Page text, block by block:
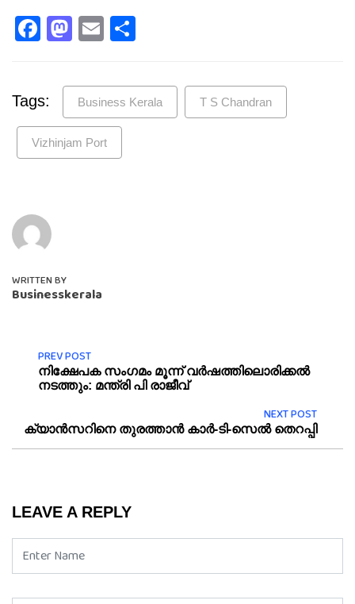
Facebook
Mastodon
Email
Tags: Business Kerala T S Chandran
Vizhinjam Port
WRITTEN BY
Businesskerala
PREV POST
നിക്ഷേപക സം​ഗമം മൂന്ന് വർഷത്തിലൊരിക്കൽ
നടത്തും: മന്ത്രി പി രാജീവ്
NEXT POST
ക്യാൻസറിനെ തുരത്താൻ കാർ-ടി-സെൽ തെറപ്പി
LEAVE A REPLY